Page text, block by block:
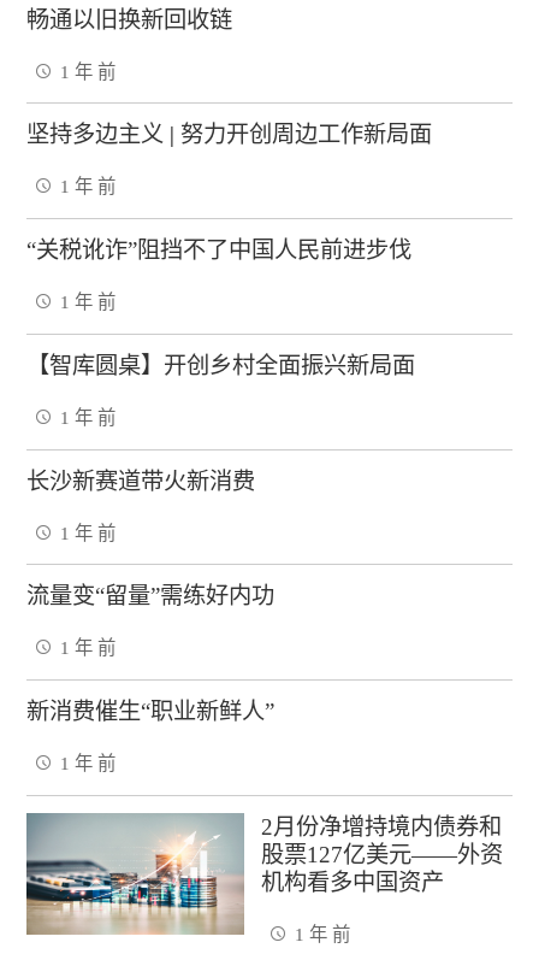
畅通以旧换新回收链
1 年 前
坚持多边主义 | 努力开创周边工作新局面
1 年 前
“关税讹诈”阻挡不了中国人民前进步伐
1 年 前
【智库圆桌】开创乡村全面振兴新局面
1 年 前
长沙新赛道带火新消费
1 年 前
流量变“留量”需练好内功
1 年 前
新消费催生“职业新鲜人”
1 年 前
2月份净增持境内债券和
股票127亿美元——外资
机构看多中国资产
1 年 前